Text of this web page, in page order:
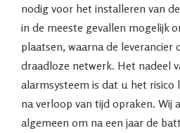
nodig voor het installeren van
in de meeste gevallen mogelijk
plaatsen, waarna de leverancier
draadloze netwerk. Het nadeel
alarmsysteem is dat u het
na verloop van tijd opraken. Wij
algemeen om na een jaar de